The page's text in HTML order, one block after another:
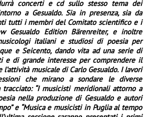
concerti e cd sullo stesso tema dei
a Gesualdo. Sia in presenza, sia da
tutti i membri del Comitato scientifico e i
Gesualdo Edition Bärenreiter, e inoltre
italiani e studiosi di poesia per
e Seicento, dando vita ad una serie di
e di grande interesse per comprendere il
musicale di Carlo Gesualdo. I lavori
che mirano a sondare le diverse
“I musicisti meridionali attorno a
nella produzione di Gesualdo e autori
e “Musica e musicisti in Puglia al tempo